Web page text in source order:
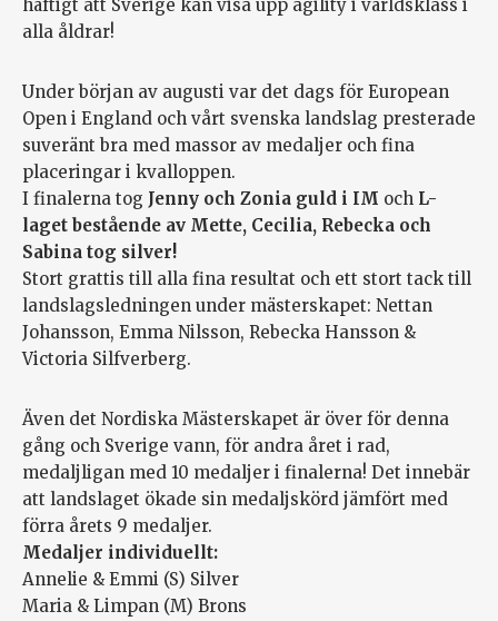
häftigt att Sverige kan visa upp agility i världsklass i
alla åldrar!
Under början av augusti var det dags för European
Open i England och vårt svenska landslag presterade
suveränt bra med massor av medaljer och fina
placeringar i kvalloppen.
I finalerna tog Jenny och Zonia guld i IM och L-
laget bestående av Mette, Cecilia, Rebecka och
Sabina tog silver!
Stort grattis till alla fina resultat och ett stort tack till
landslagsledningen under mästerskapet: Nettan
Johansson, Emma Nilsson, Rebecka Hansson &
Victoria Silfverberg.
Även det Nordiska Mästerskapet är över för denna
gång och Sverige vann, för andra året i rad,
medaljligan med 10 medaljer i finalerna! Det innebär
att landslaget ökade sin medaljskörd jämfört med
förra årets 9 medaljer.
Medaljer individuellt:
Annelie & Emmi (S) Silver
Maria & Limpan (M) Brons